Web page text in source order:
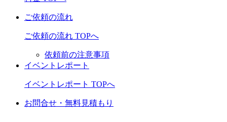
ご依頼の流れ
ご依頼の流れ TOPへ
依頼前の注意事項
イベントレポート
イベントレポート TOPへ
お問合せ・無料見積もり